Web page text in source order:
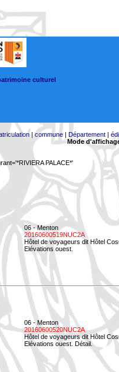
culturel
|commune| Département|
Mode
PALACE*'
06 - Menton
20160600519NUC2A
Hôtel de voyageurs dit Hôtel
Elévations ouest.
06 - Menton
20160600520NUC2A
Hôtel de voyageurs dit Hôtel
Elévations ouest. Détail.